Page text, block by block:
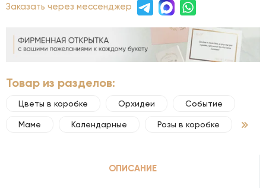
Заказать через мессенджер
Товар из разделов:
Цветы в коробке Орхидеи Событие
Маме Календарные Розы в коробке
ОПИСАНИЕ